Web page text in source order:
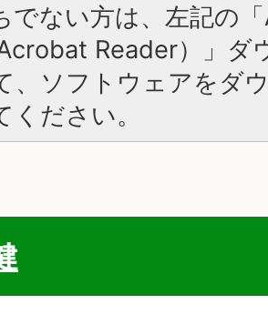
でない方は、左記の
Reader）」ダ
、ソフトウェアをダ
ください。